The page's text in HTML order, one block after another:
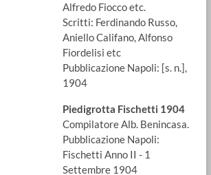
Alfredo Fiocco etc.
Scritti: Ferdinando Russo,
Aniello Califano, Alfonso
Fiordelisi etc
Pubblicazione Napoli: [s. n.],
1904
Piedigrotta Fischetti 1904
Compilatore Alb. Benincasa.
Pubblicazione Napoli:
Fischetti Anno II - 1
Settembre 1904